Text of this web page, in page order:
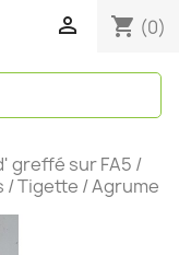
 shopping_cart (0)
greffé sur FA5 /
/ Tigette / Agrume